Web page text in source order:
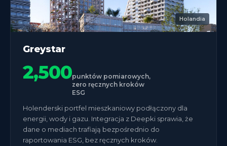
Holandia
Greystar
2,500punktów pomiarowych,
zero ręcznych kroków
ESG
Holenderski portfel mieszkaniowy podłączony dla
energii, wody i gazu. Integracja z Deepki sprawia, że
dane o mediach trafiają bezpośrednio do
raportowania ESG, bez ręcznych kroków.